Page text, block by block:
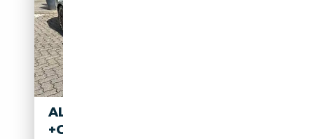
ALPINA B4 3.0 ALLRAD GT
+GLASSD +HIFI H/K +360°+DA